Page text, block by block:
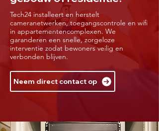
Tech24 installeert en herstelt
cameranetwerken, toegangscontrole en wifi
in appartementencomplexen. We
garanderen een snelle, zorgeloze
interventie zodat bewoners veilig en
verbonden blijven.
Neem direct contact op